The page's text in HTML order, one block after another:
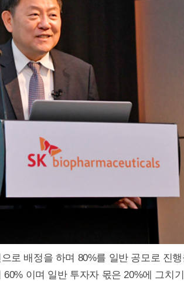
로 배정을 하며 80%를 일반 공모로 진
이며 일반 투자자 몫은 20%에 그치